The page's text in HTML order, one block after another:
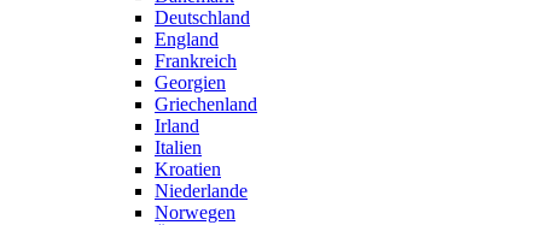
Deutschland
England
Frankreich
Georgien
Griechenland
Irland
Italien
Kroatien
Niederlande
Norwegen